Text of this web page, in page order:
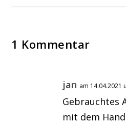
1 Kommentar
jan am 14.04.2021
Gebrauchtes
mit dem